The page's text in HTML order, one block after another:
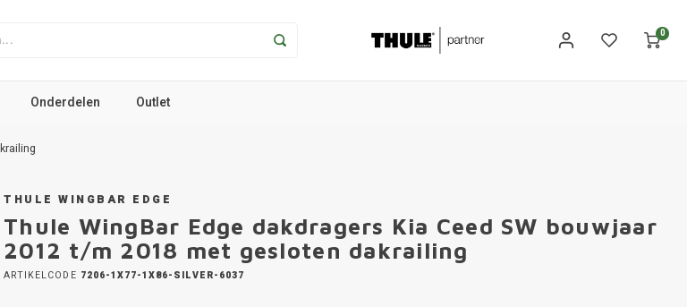
0
Onderdelen Outlet
THULE WINGBAR EDGE
Thule WingBar Edge dakdragers Kia Ceed SW bouwjaar
2012 t/m 2018 met gesloten dakrailing
ARTIKELCODE 7206-1X77-1X86-SILVER-6037